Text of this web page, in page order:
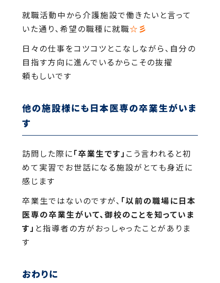
就職活動中から介護施設で働きたいと言って
いた通り、希望の職種に就職☆彡
日々の仕事をコツコツとこなしながら、自分の
目指す方向に進んでいるからこその抜擢
頼もしいです
他の施設様にも日本医専の卒業生がいま
す
訪問した際に「卒業生です」 こう言われると初
めて実習でお世話になる施設がとても身近に
感じます
卒業生ではないのですが、 「以前の職場に日本
医専の卒業生がいて、御校のことを知っていま
す」 と指導者の方がおっしゃったことがありま
す
おわりに